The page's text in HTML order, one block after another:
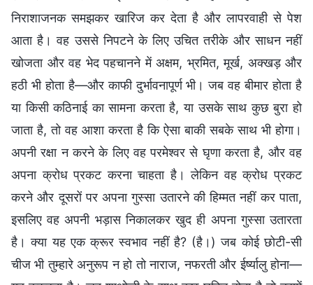
निराशाजनक समझकर खारिज कर देता है और लापरवाही से पेश
आता है। वह उससे निपटने के लिए उचित तरीके और साधन नहीं
खोजता और वह भेद पहचानने में अक्षम, भ्रमित, मूर्ख, अक्खड़ और
हठी भी होता है—और काफी दुर्भावनापूर्ण भी। जब वह बीमार होता है
या किसी कठिनाई का सामना करता है, या उसके साथ कुछ बुरा हो
जाता है, तो वह आशा करता है कि ऐसा बाकी सबके साथ भी होगा।
अपनी रक्षा न करने के लिए वह परमेश्वर से घृणा करता है, और वह
अपना क्रोध प्रकट करना चाहता है। लेकिन वह क्रोध प्रकट
करने और दूसरों पर अपना गुस्सा उतारने की हिम्मत नहीं कर पाता,
इसलिए वह अपनी भड़ास निकालकर खुद ही अपना गुस्सा उतारता
है। क्या यह एक क्रूर स्वभाव नहीं है? (है।) जब कोई छोटी-सी
चीज भी तुम्हारे अनुरूप न हो तो नाराज, नफरती और ईर्ष्यालु होना—